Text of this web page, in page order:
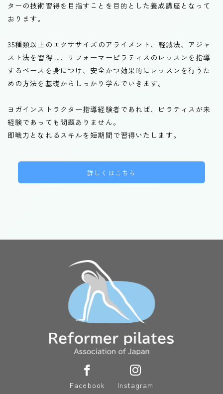
ターの技術習得を目指すことを目的とした養成講座となって
おります。
35種類以上のエクササイズのアライメント、軽減法、アジャ
スト法を習得し、リフォーマーピラティスのレッスンを指導
するベースを身につけ、安全かつ効果的にレッスンを行うた
めの方法を基礎からしっかり学んでいきます。
ヨガインストラクター指導経験者であれば、ピラティスが未
経験であっても問題ありません。
即戦力となれるスキルを短期間で習得いたします。
詳しくはこちら
Facebook Instagram